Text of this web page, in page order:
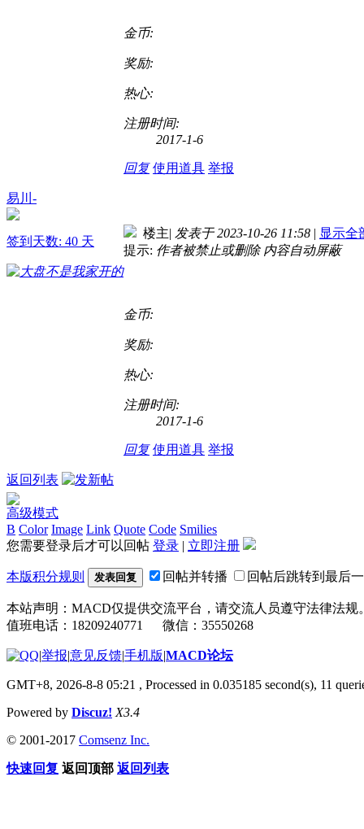
金币:
奖励:
热心:
注册时间:
2017-1-6
回复 使用道具 举报
易川-
签到天数: 40 天
楼主| 发表于 2023-10-26 11:58 | 显示全
提示: 作者被禁止或删除 内容自动屏蔽
金币:
奖励:
热心:
注册时间:
2017-1-6
回复 使用道具 举报
返回列表
高级模式
B Color Image Link Quote Code Smilies
您需要登录后才可以回帖 登录 | 立即注册
本版积分规则 发表回复 回帖并转播 回帖后跳转到最后
本站声明：MACD仅提供交流平台，请交流人员遵守法律法规
值班电话：18209240771 微信：35550268
|举报|意见反馈|手机版|MACD论坛
GMT+8, 2026-8-8 05:21 , Processed in 0.035185 second(s), 11
Powered by Discuz! X3.4
© 2001-2017 Comsenz Inc.
快速回复 返回顶部 返回列表